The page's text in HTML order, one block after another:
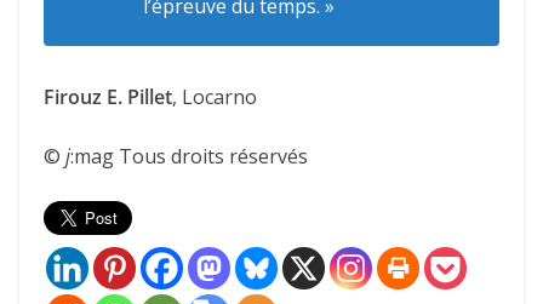
l’épreuve du temps. »
Firouz E. Pillet, Locarno
© j:mag Tous droits réservés